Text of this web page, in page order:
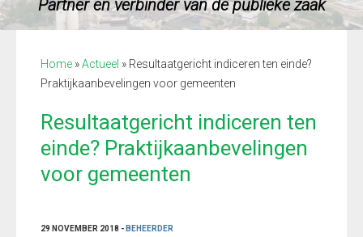
Partner en verbinder van de publieke zaak
Home »Actueel » Resultaatgericht indiceren ten einde?
Praktijkaanbevelingen voor gemeenten
Resultaatgericht indiceren ten
einde? Praktijkaanbevelingen
voor gemeenten
29 NOVEMBER 2018 - BEHEERDER